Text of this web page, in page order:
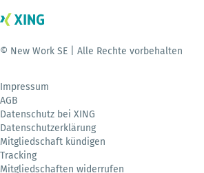
© New Work SE | Alle Rechte vorbehalten
Impressum
AGB
Datenschutz bei XING
Datenschutzerklärung
Mitgliedschaft kündigen
Tracking
Mitgliedschaften widerrufen